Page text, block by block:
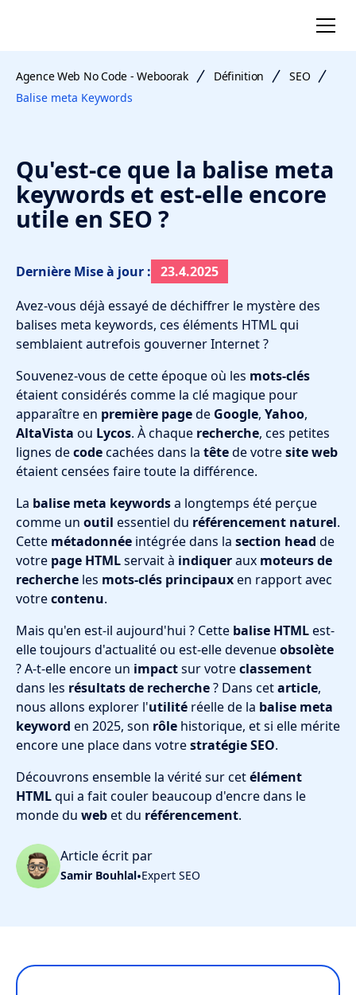
Agence Web No Code - Weboorak Définition
SEO
Balise meta Keywords
Qu'est-ce que la balise meta
keywords et est-elle encore
utile en SEO ?
Dernière Mise à jour : 23.4.2025
Avez-vous déjà essayé de déchiffrer le mystère des
balises meta keywords, ces éléments HTML qui
semblaient autrefois gouverner Internet ?
Souvenez-vous de cette époque où les mots-clés
étaient considérés comme la clé magique pour
apparaître en première pagede Google, Yahoo,
AltaVista ou Lycos. À chaque recherche, ces petites
lignes decodecachées dans la têtede votresite web
étaient censées faire toute la différence.
La balise meta keywordsa longtemps été perçue
comme un outil essentiel du référencement naturel.
Cette métadonnée intégrée dans la section head de
votre page HTMLservait à indiqueraux moteurs de
recherche les mots-clés principauxen rapport avec
votrecontenu.
Mais qu'en est-il aujourd'hui ? Cette balise HTMLest-
elle toujours d'actualité ou est-elle devenueobsolète
? A-t-elle encore un impactsur votreclassement
dans les résultats de recherche? Dans cetarticle,
nous allons explorer l'utilité réelle de la balise meta
keyword en 2025, son rôle historique, et si elle mérite
encore une place dans votrestratégie SEO.
Découvrons ensemble la vérité sur cetélément
HTMLqui a fait couler beaucoup d'encre dans le
monde du webet du référencement.
Article écrit par
Samir Bouhlal•Expert SEO